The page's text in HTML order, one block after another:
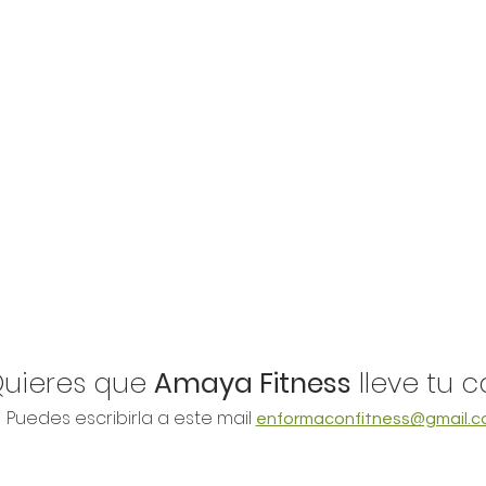
que Amaya Fitness lleve tu
Puedes escribirla a este mail